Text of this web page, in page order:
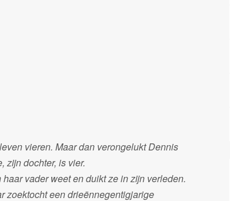
vieren. Maar dan verongelukt Dennis
zijn dochter, is vier.
vader weet en duikt ze in zijn verleden.
zoektocht een drieënnegentigjarige